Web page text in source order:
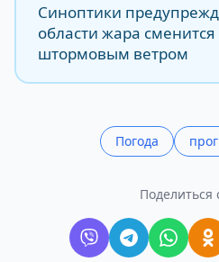
Синоптики
области жара
штормовым ветром
Погода
Поделиться